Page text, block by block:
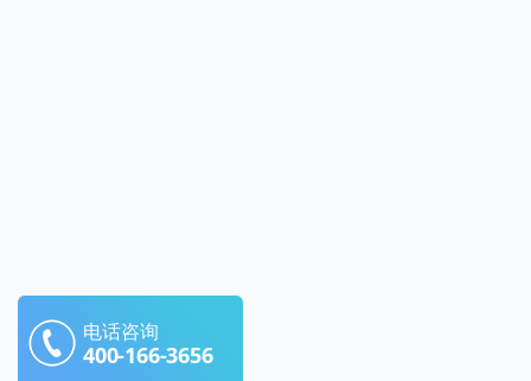
电话咨询
400-166-3656